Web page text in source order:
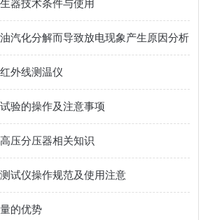
器技术条件与使用
汽化分解而导致放电现象产生原因分析
外线测温仪
验的操作及注意事项
压分压器相关知识
试仪操作规范及使用注意
的优势